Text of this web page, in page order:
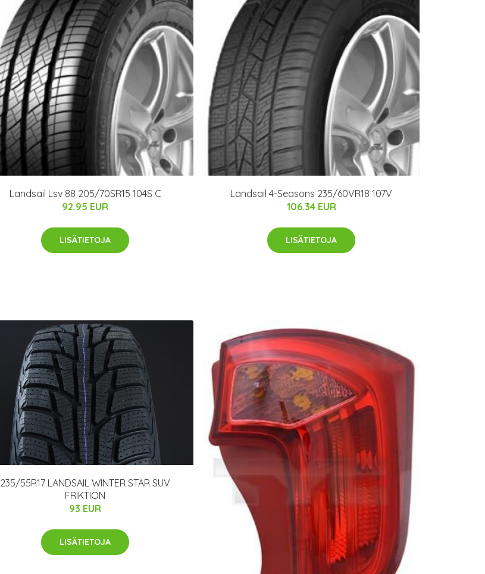
Landsail Lsv 88 205/70SR15 104S C
92.95 EUR
LISÄTIETOJA
Landsail 4-Seasons 235/60VR18 107V
106.34 EUR
LISÄTIETOJA
235/55R17 LANDSAIL WINTER STAR SUV
FRIKTION
93 EUR
LISÄTIETOJA